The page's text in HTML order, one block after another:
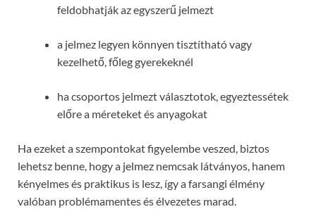
feldobhatják az egyszerű jelmezt
a jelmez legyen könnyen tisztítható vagy
kezelhető, főleg gyerekeknél
ha csoportos jelmezt választotok, egyeztessétek
előre a méreteket és anyagokat
Ha ezeket a szempontokat figyelembe veszed, biztos
lehetsz benne, hogy a jelmez nemcsak látványos, hanem
kényelmes és praktikus is lesz, így a farsangi élmény
valóban problémamentes és élvezetes marad.